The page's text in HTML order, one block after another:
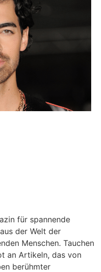
für spannende
der Welt der
Menschen. Tauchen
an Artikeln, das von
berühmter